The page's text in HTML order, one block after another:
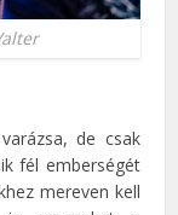
de csak
fél emberségét
mereven kell